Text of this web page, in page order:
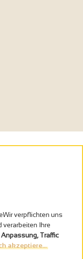
- trinken Sie in
verpflichten uns
verarbeiten Ihre
Anpassung, Traffic
akzeptiere...